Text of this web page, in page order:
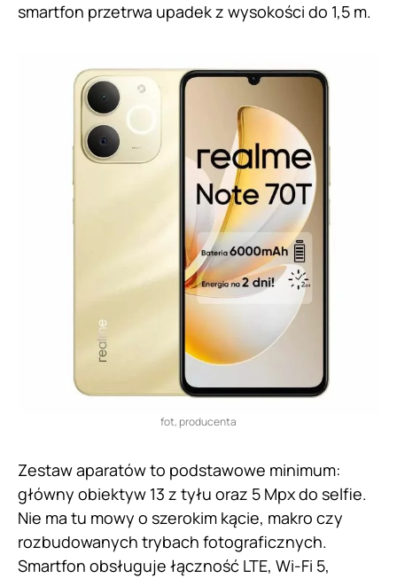
smartfon przetrwa upadek z wysokości do 1,5 m.
fot, producenta
Zestaw aparatów to podstawowe minimum:
główny obiektyw 13 z tyłu oraz 5 Mpx do selfie.
Nie ma tu mowy o szerokim kącie, makro czy
rozbudowanych trybach fotograficznych.
Smartfon obsługuje łączność LTE, Wi-Fi 5,